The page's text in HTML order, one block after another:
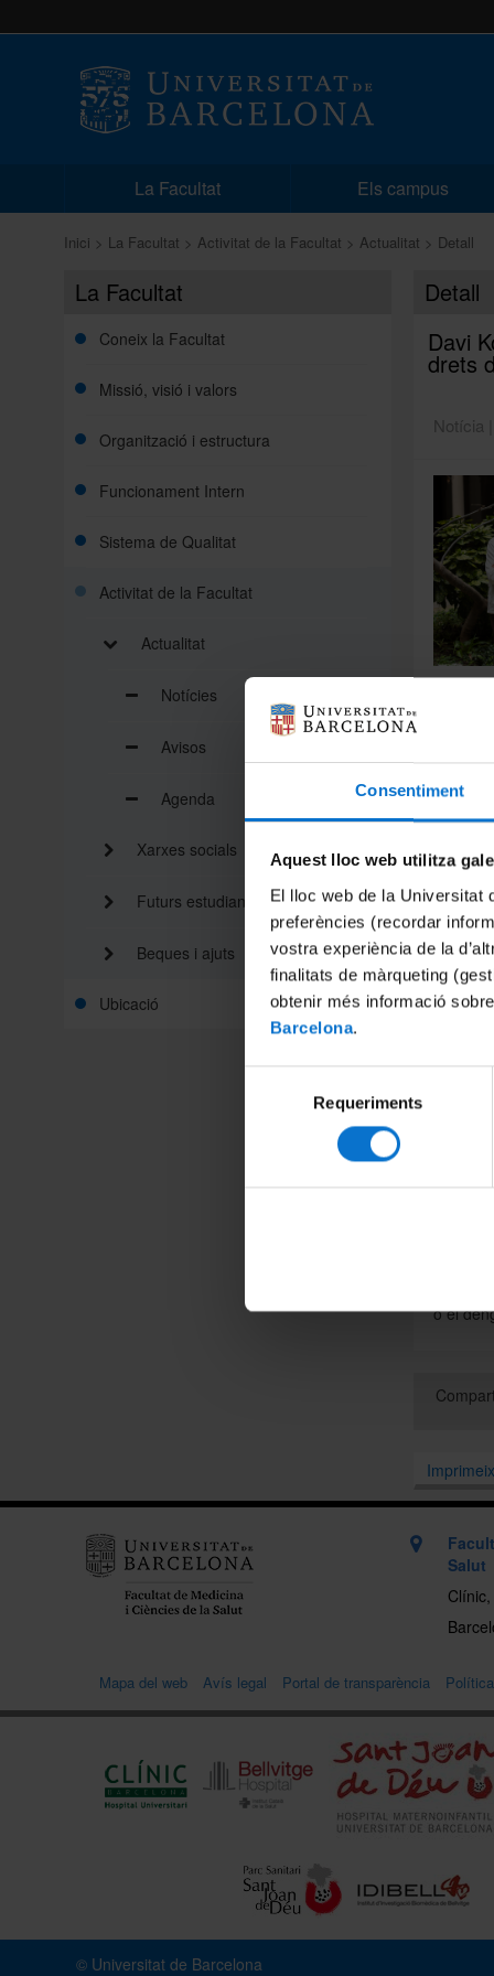
Consentiment
Aquest lloc web utilitza
El lloc web de la Universitat
preferències (recordar
vostra experiència de la
finalitats de màrqueting
obtenir més informació
Barcelona.
consentiment
Requeriments
La Facultat Els campus
Inici La Facultat Activitat de la Facultat Actualitat Detall
La Facultat
Coneix la Facultat
Missió, visió i valors
Organització i estructura
Funcionament Intern
Sistema de Qualitat
Activitat de la Facultat
Actualitat
Notícies
Avisos
Agenda
Xarxes socials
Futurs estudiants
Beques i ajuts
Ubicació
Detall
Davi
drets
Notícia
de la
La
Durant
entre
joves
vos,
evitar el
A més
«Soc
ulls
de
visita,
o el
Imprimeix
Salut
Mapa del web Avís legal Portal de transparència
© Universitat de Barcelona